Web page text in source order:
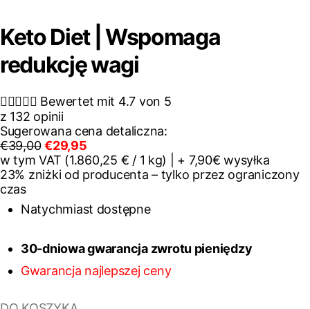
Keto Diet | Wspomaga
redukcję wagi
 Bewertet mit 4.7 von 5
z 132 opinii
Sugerowana cena detaliczna:
€39,00 €29,95
w tym VAT (1.860,25 € / 1 kg) | + 7,90€ wysyłka
23% zniżki od producenta – tylko przez ograniczony
czas
Natychmiast dostępne
30-dniowa gwarancja zwrotu pieniędzy
Gwarancja najlepszej ceny